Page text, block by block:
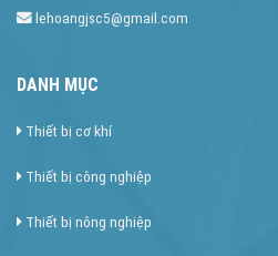
lehoangjsc5@gmail.com
DANH MỤC
Thiết bị cơ khí
Thiết bị công nghiệp
Thiết bị nông nghiệp